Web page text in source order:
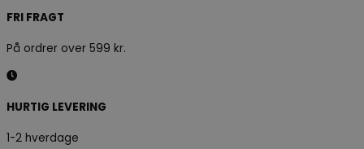
FRI FRAGT
På ordrer over 599 kr.
HURTIG LEVERING
1-2 hverdage